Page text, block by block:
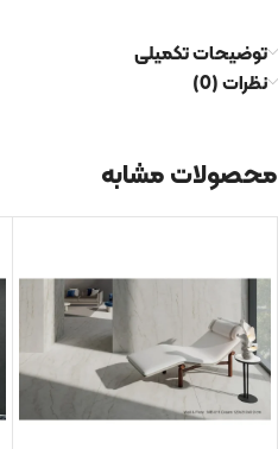
توضیحات تکمیلی
نظرات (0)
محصولات مشابه